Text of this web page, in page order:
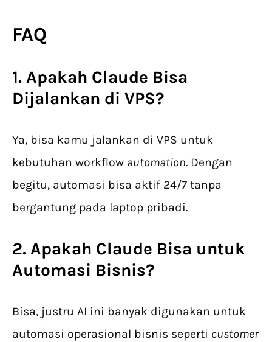
FAQ
1. Apakah Claude Bisa
Dijalankan di VPS?
Ya, bisa kamu jalankan di VPS untuk
kebutuhan workflow automation. Dengan
begitu, automasi bisa aktif 24/7 tanpa
bergantung pada laptop pribadi.
2. Apakah Claude Bisa untuk
Automasi Bisnis?
Bisa, justru AI ini banyak digunakan untuk
automasi operasional bisnis seperti customer